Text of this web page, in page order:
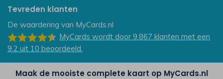
Tevreden klanten
De waardering van MyCards.nl
MyCards wordt door 9.867 klanten met een
9.2 uit 10 beoordeeld.
Maak de mooiste complete kaart op MyCards.nl